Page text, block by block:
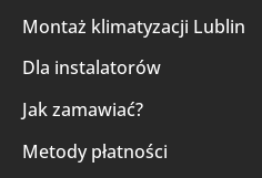
Montaż klimatyzacji Lublin
Dla instalatorów
Jak zamawiać?
Metody płatności